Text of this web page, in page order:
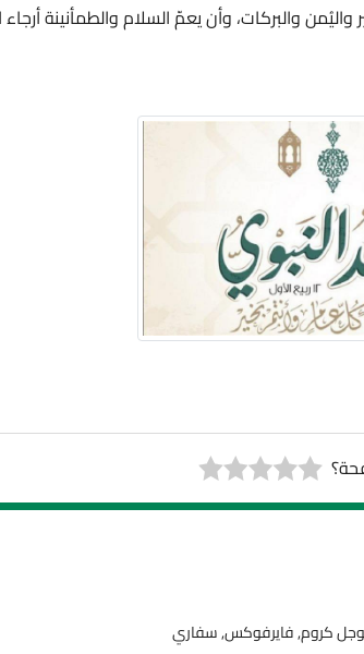
واليُمن والبركات، وأن يعمّ السلام والطمأنينة أرجاء
كروم, فايرفوكس, سفاري